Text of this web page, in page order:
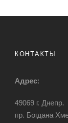
КОНТАКТЫ
Адрес:
49069 г. Днепр.
пр. Богдана